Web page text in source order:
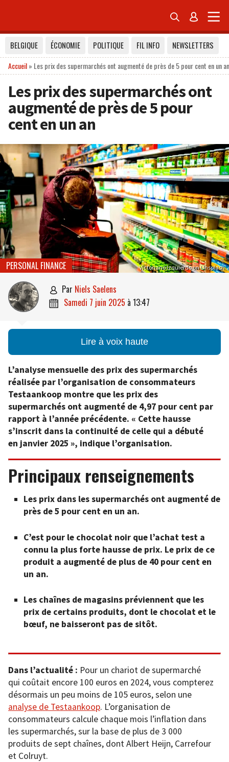
 
BELGIQUE ÉCONOMIE POLITIQUE FIL INFO
NEWSLETTERS
Accueil» Les prix des supermarchés ont augmenté de près de 5 pour cent en un an
Les prix des supermarchés ont
augmenté de près de 5 pour
cent en un an
Victoriano Izquierdo on Unsplash
PERSONAL FINANCE
 par Niels Saelens
 samedi 7 juin 2025 à 13:47
Lire à voix haute
L’analyse mensuelle des prix des supermarchés
réalisée par l’organisation de consommateurs
Testaankoop montre que les prix des
supermarchés ont augmenté de 4,97 pour cent par
rapport à l’année précédente. « Cette hausse
s’inscrit dans la continuité de celle qui a débuté
en janvier 2025 », indique l’organisation.
Principaux renseignements
Les prix dans les supermarchés ont augmenté de
près de 5 pour cent en un an.
C’est pour le chocolat noir que l’achat test a
connu la plus forte hausse de prix. Le prix de ce
produit a augmenté de plus de 40 pour cent en
un an.
Les chaînes de magasins préviennent que les
prix de certains produits, dont le chocolat et le
bœuf, ne baisseront pas de sitôt.
Dans l’actualité : Pour un chariot de supermarché
qui coûtait encore 100 euros en 2024, vous compterez
désormais un peu moins de 105 euros, selon une
analyse de Testaankoop. L’organisation de
consommateurs calcule chaque mois l’inflation dans
les supermarchés, sur la base de plus de 3 000
produits de sept chaînes, dont Albert Heijn, Carrefour
et Colruyt.